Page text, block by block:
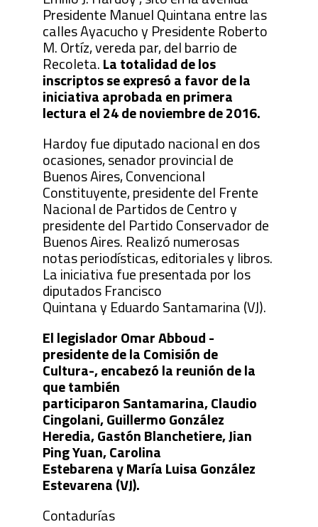
Presidente Manuel Quintana entre las
calles Ayacucho y Presidente Roberto
M. Ortíz, vereda par, del barrio de
Recoleta.La totalidad de los
inscriptos se expresó a favor de la
iniciativa aprobada en primera
lectura el 24 de noviembre de 2016.
Hardoy fue diputado nacional en dos
ocasiones, senador provincial de
Buenos Aires, Convencional
Constituyente, presidente del Frente
Nacional de Partidos de Centro y
presidente del Partido Conservador de
Buenos Aires. Realizó numerosas
notas periodísticas, editoriales y libros.
La iniciativa fue presentada por los
diputados Francisco
Quintana y Eduardo Santamarina (VJ).
El legislador Omar Abboud -
presidente de la Comisión de
Cultura-, encabezó la reunión de la
que también
participaron Santamarina, Claudio
Cingolani, Guillermo González
Heredia, Gastón Blanchetiere, Jian
Ping Yuan, Carolina
Estebarena y María Luisa González
Estevarena (VJ).
Contadurías